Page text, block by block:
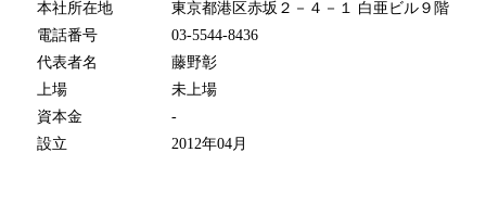
本社所在地
東京都港区赤坂２－４－１ 白亜ビル９階
電話番号
03-5544-8436
代表者名
藤野彰
上場
未上場
資本金
-
設立
2012年04月